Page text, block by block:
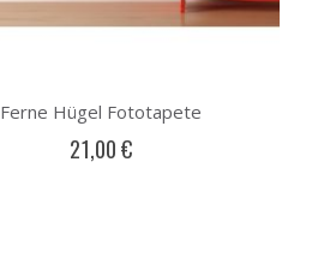
Ferne Hügel Fototapete
21,00 €